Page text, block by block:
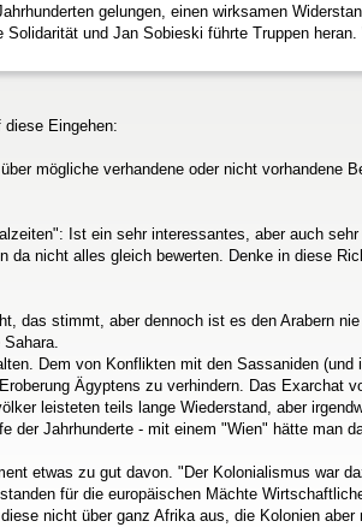
gelungen, einen wirksamen
und Jan Sobieski führte Truppen
diese Eingehen:
mögliche verhandene oder nicht vorhandene
Ist ein sehr interessantes, aber auch
da nicht alles gleich bewerten. Denke in diese
das stimmt, aber dennoch ist es den Arabern
Dem von Konflikten mit den Sassaniden
Ägyptens zu verhindern. Das Exarchat
leisteten teils lange Wiederstand, aber
der Jahrhunderte - mit einem "Wien" hätte man
etwas zu gut davon. "Der Kolonialismus war
für die europäischen Mächte
nicht über ganz Afrika aus, die Kolonien